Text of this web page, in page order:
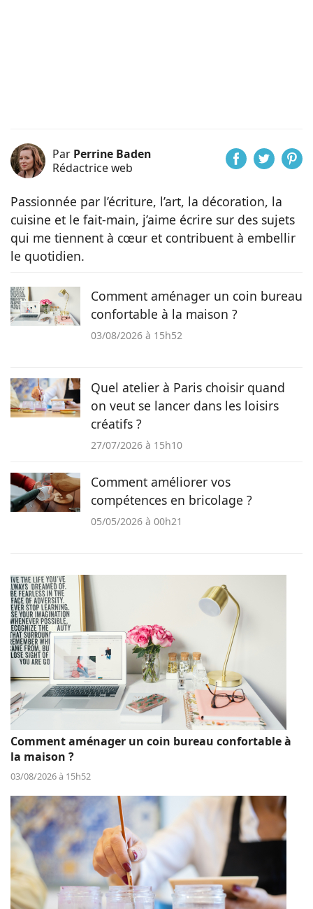
Par Perrine Baden
Rédactrice web
Passionnée par l’écriture, l’art, la décoration, la
cuisine et le fait-main, j’aime écrire sur des sujets
qui me tiennent à cœur et contribuent à embellir
le quotidien.
Comment aménager un coin bureau
confortable à la maison ?
03/08/2026 à 15h52
Quel atelier à Paris choisir quand
on veut se lancer dans les loisirs
créatifs ?
27/07/2026 à 15h10
Comment améliorer vos
compétences en bricolage ?
05/05/2026 à 00h21
Comment aménager un coin bureau confortable à
la maison ?
03/08/2026 à 15h52